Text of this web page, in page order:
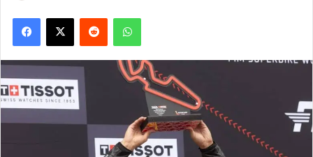
Facebook
X Reddit WhatsApp